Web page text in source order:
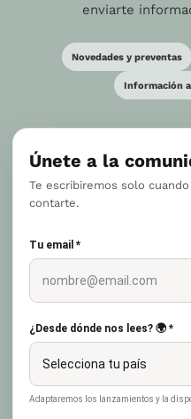
enviarte
Novedades y preventas
Información
Únete a la
Te escribiremos solo
contarte.
Tu email *
¿Desde dónde nos lees? 🌍 *
Adaptaremos los lanzamientos y la